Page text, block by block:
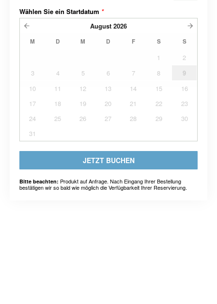
Wählen Sie ein Startdatum *
August 2026
M D M D F S S
1
2
3
4 5 6 7 8
9
10
11 12 13 14 15
16
17
18 19 20 21 22
23
24
25 26 27 28 29
30
31
JETZT BUCHEN
Bitte beachten: Produkt auf Anfrage. Nach Eingang Ihrer Bestellung
bestätigen wir so bald wie möglich die Verfügbarkeit Ihrer Reservierung.